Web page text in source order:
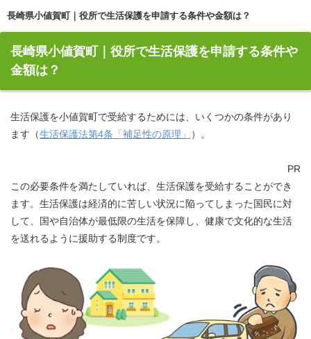
長崎県小値賀町｜役所で生活保護を申請する条件や金額は？
長崎県小値賀町｜役所で生活保護を申請する条件や
金額は？
生活保護を小値賀町で受給するためには、いくつかの条件があり
ます（生活保護法第4条「補足性の原理」 ）。
PR
この必要条件を満たしていれば、生活保護を受給することができ
ます。生活保護は経済的に苦しい状況に陥ってしまった国民に対
して、国や自治体が最低限の生活を保障し、健康で文化的な生活
を送れるように援助する制度です。